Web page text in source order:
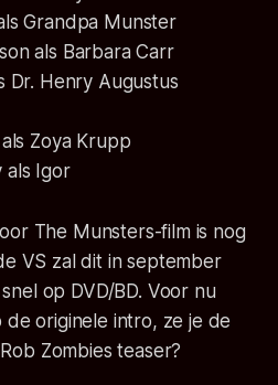
Grandpa Munster
als Barbara Carr
Dr. Henry Augustus
Zoya Krupp
als Igor
The Munsters-film is nog
VS zal dit in september
op DVD/BD. Voor nu
originele intro, ze je de
Zombies teaser?